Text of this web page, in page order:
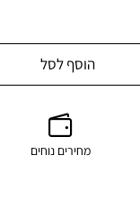
הוסף לסל
מחירים נוחים